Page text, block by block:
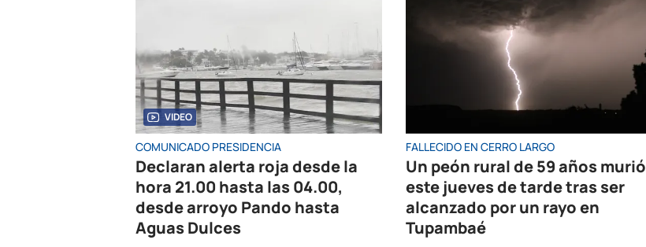
VIDEO
COMUNICADO PRESIDENCIA
Declaran alerta roja desde la
hora 21.00 hasta las 04.00,
desde arroyo Pando hasta
Aguas Dulces
FALLECIDO EN CERRO LARGO
Un peón rural de 59 años murió
este jueves de tarde tras ser
alcanzado por un rayo en
Tupambaé